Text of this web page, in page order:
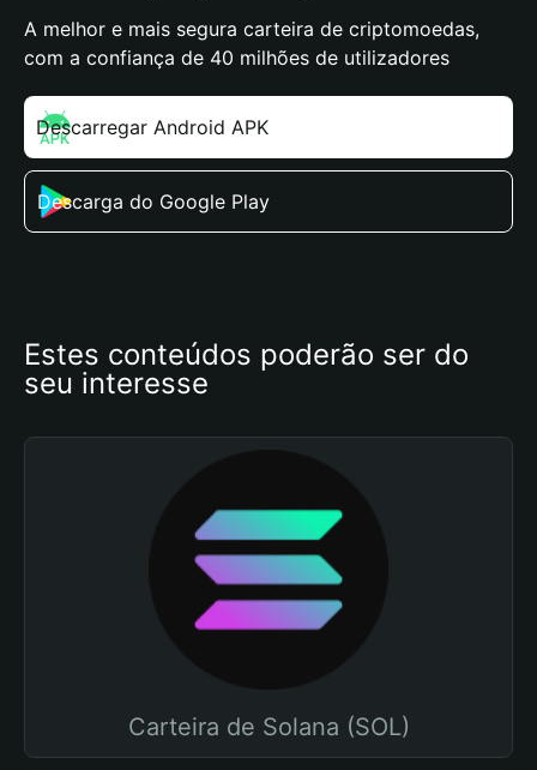
A melhor e mais segura carteira de criptomoedas,
com a confiança de 40 milhões de utilizadores
Descarregar Android APK
Descarga do Google Play
Estes conteúdos poderão ser do
seu interesse
Carteira de Solana (SOL)